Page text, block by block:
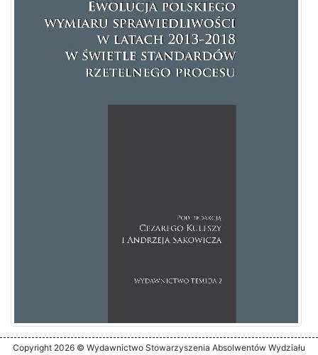
Copyright 2026 © Wydawnictwo Stowarzyszenia Absolwentów Wydziału